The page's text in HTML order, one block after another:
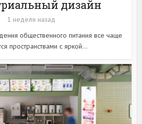
дизайн
1 неделя назад
общественного питания все чаще
пространствами с яркой...